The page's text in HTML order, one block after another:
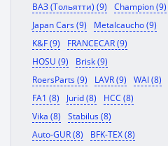
ВАЗ (Тольятти) (9)
Champion (9)
Japan Cars (9)
Metalcaucho (9)
K&F (9)
FRANCECAR (9)
HOSU (9)
Brisk (9)
RoersParts (9)
LAVR (9)
WAI (8)
FA1 (8)
Jurid (8)
HCC (8)
Vika (8)
Stabilus (8)
Auto-GUR (8)
BFK-TEX (8)